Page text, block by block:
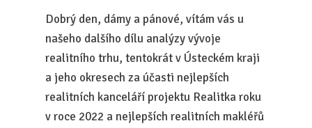
Dobrý den, dámy a pánové, vítám vás u
našeho dalšího dílu analýzy vývoje
realitního trhu, tentokrát v Ústeckém kraji
a jeho okresech za účasti nejlepších
realitních kanceláří projektu Realitka roku
v roce 2022 a nejlepších realitních makléřů